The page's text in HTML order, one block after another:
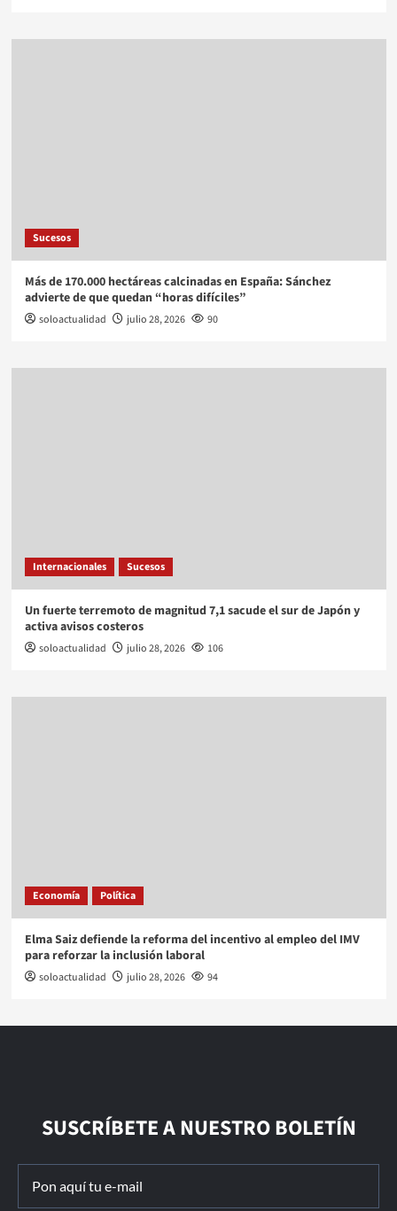
Sucesos
Más de 170.000 hectáreas calcinadas en España: Sánchez
advierte de que quedan “horas difíciles”
soloactualidad julio 28, 2026 90
Internacionales Sucesos
Un fuerte terremoto de magnitud 7,1 sacude el sur de Japón y
activa avisos costeros
soloactualidad julio 28, 2026 106
Economía Política
Elma Saiz defiende la reforma del incentivo al empleo del IMV
para reforzar la inclusión laboral
soloactualidad julio 28, 2026 94
SUSCRÍBETE A NUESTRO BOLETÍN